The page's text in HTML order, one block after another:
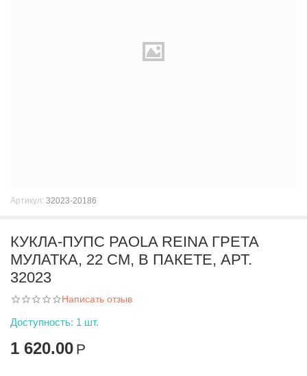
Артикул: 32023-20186
КУКЛА-ПУПС PAOLA REINA ГРЕТА
МУЛАТКА, 22 СМ, В ПАКЕТЕ, АРТ.
32023
Написать отзыв
Доступность: 1 шт.
1 620.00 Р